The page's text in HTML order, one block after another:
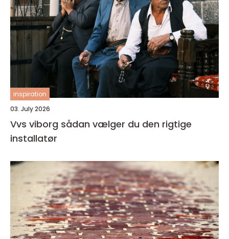
inspiration
03. July 2026
Vvs viborg sådan vælger du den rigtige
installatør